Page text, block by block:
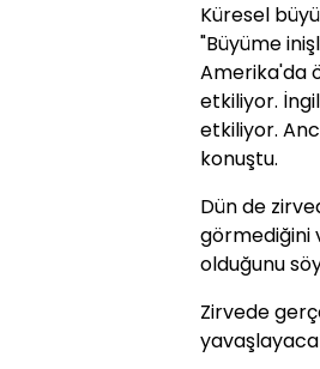
Küresel
"Büyüme
Amerika'da
etkiliyor.
etkiliyor.
konuştu.
Dün de
görmediğini
olduğunu
Zirvede